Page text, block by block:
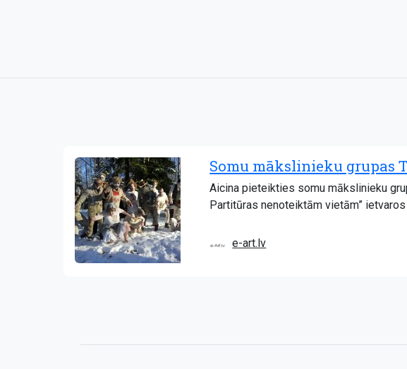
Somu mākslinieku grupas
Aicina pieteikties somu mākslinieku
Partitūras nenoteiktām vietām”
e-art.lv